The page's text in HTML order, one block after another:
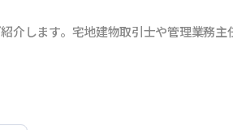
介します。宅地建物取引士や管理業務